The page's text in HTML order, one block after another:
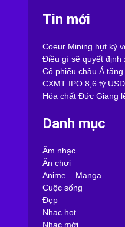
Tin mới
Coeur Mining hụt kỳ
Điều gì sẽ quyết định
Cổ phiếu châu Á
CXMT IPO 8,6 tỷ
Hóa chất Đức Giang
Danh mục
Âm nhạc
Ăn chơi
Anime – Manga
Cuộc sống
Đẹp
Nhạc hot
Nhạc mới